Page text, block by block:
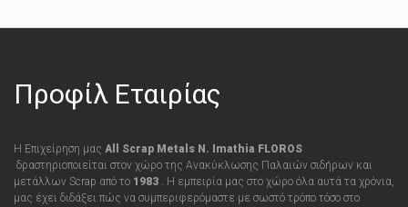
Προφίλ Εταιρίας
Η Επιχείρηση μας All Scrap Metals N. Imathia FLOROS
δραστηριοποιείται στον χώρο της Ανακύκλωσης Παλαιών σιδήρων και
μετάλλων Scrap από τo 1983 . Η εμπειρία μας στο χώρο όλα αυτά τα χρόνια,
μας έχει διδάξει πώς να συμπεριφερόμαστε με σωστό τρόπο τόσο στο